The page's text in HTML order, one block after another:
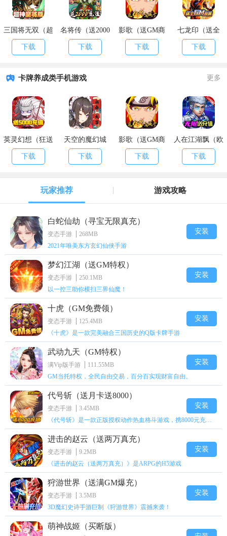
三国将无双（超
神魔将版）
下载
名将传（送2000
充值）
下载
影歌（送GM商
城卡）
下载
七龙印（送全
GM商城）
下载
卡牌养成类手机游戏 更多
英灵幻想（狂送
5000充）
下载
天空的魔幻城
（送无限充值）
下载
影歌（送GM商
城卡）
下载
人在江湖飘（欧
皇抽千充）
下载
玩家推荐 游戏攻略
白蛇仙劫（寻宝无限真充）
变态手游
268MB
2021年唯美东方玄幻仙侠手游
安装
梦幻江湖（送GM特权）
变态手游
250.1MB
以一控三助你横扫三界仙魔！
安装
十虎（GM免费领）
变态手游
125.4MB
《十虎》是一款完美融合三国历史的Q版卡牌手游
安装
武动九天（GM特权）
满Vip版手游
111.55MB
GM当托特权，全民自由交易，百分百实现财富自由。
安装
代号斩（送月卡送8000）
变态手游
3.45MB
《代号斩》是一款正版授权动作热血格斗游戏，携8000元充值壕礼福利来袭！
安装
进击的赵云（送两万真充）
变态手游
9.2MB
《进击的赵云（送两万真充）》是ARPG的H5游戏
安装
狩游世界（送满GM爆充）
变态手游
3.5MB
3D魔幻史诗手游巨制《狩游世界》震撼来袭！
安装
萌神战姬（买断版）